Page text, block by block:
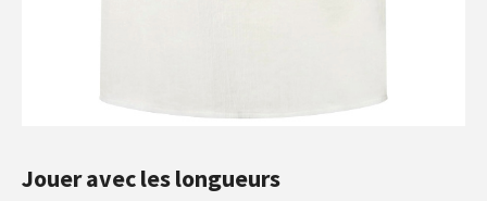
Jouer avec les longueurs